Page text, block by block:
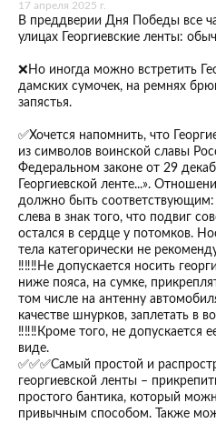
17 апреля 2025 г.
В преддверии Дня Победы все
улицах Георгиевские ленты:
❌Но иногда можно встретить
дамских сумочек, на ремнях
запястья.
✅Хочется напомнить, что
из символов воинской славы
Федеральном законе от 29
Георгиевской ленте...».
должно быть соответствующим:
слева в знак того, что подвиг
остался в сердце у потомков.
тела категорически не
‼️‼️‼️Не допускается носить
ниже пояса, на сумке,
том числе на антенну
качестве шнурков, заплетать в
‼️‼️‼️Кроме того, не допускается
виде.
✅✅✅Самый простой и
георгиевской ленты –
простого бантика, который
привычным способом. Также